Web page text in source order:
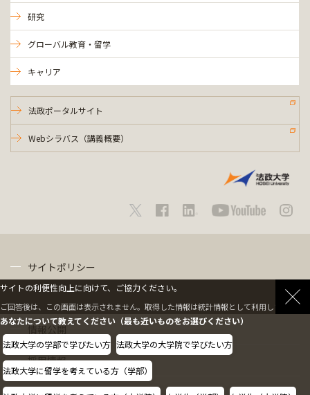
研究
グローバル教育・留学
キャリア
法政ポータルサイト
Webシラバス（講義概要）
サイトポリシー
情報公開
採用情報
教職員の方へ
サイトの利便性向上に向けて、ご協力ください。
ご回答後は、この画面は表示されません。取得した情報は統計情報として利用します。
あなたについて教えてください（最も近いものをお選びください）
法政大学の学部で学びたい方 法政大学の大学院で学びたい方
法政大学に留学を考えている方（学部）